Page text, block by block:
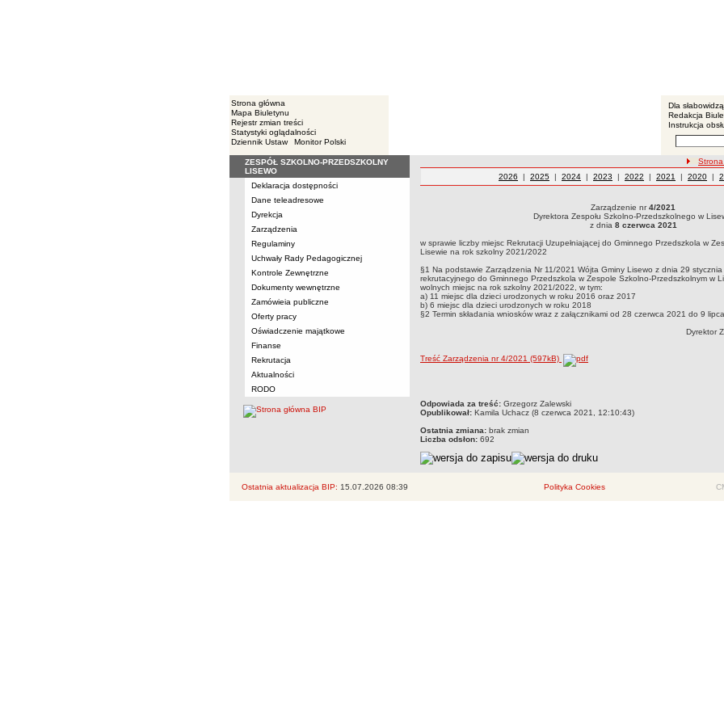
Strona główna
Mapa Biuletynu
Rejestr zmian treści
Statystyki oglądalności
Dziennik Ustaw
Monitor Polski
BIP -
Menu
Dla
Redakcja
Instrukcja
Wyszukiwarka
Menu
ZESPÓŁ SZKOLNO-PRZEDSZKOLNY
LISEWO
Deklaracja dostępności
Dane teleadresowe
Dyrekcja
Zarządzenia
Regulaminy
Uchwały Rady Pedagogicznej
Kontrole Zewnętrzne
Dokumenty wewnętrzne
Zamówieia publiczne
Oferty pracy
Oświadczenie majątkowe
Finanse
Rekrutacja
Aktualności
RODO
ścieżka
Strona
Zarządzenia z roku
2026 | Zarządzenia z roku
2025 | Zarządzenia z roku
2024 | Zarządzenia z roku
2023 | Zarządzenia z roku
2022 | Zarządzenia z
2021 | 2020 |
Zarządzenie nr 4/2021Dyrektora Zespołu Szkolno-Przedszkolnego w
Gminnego Przedszkola w Zespole Szkolno-Przedszkolnym w Lisewie
Zarządzenie nr4/2021
Dyrektora Zespołu Szkolno-Przedszkolnego w
z dnia 8 czerwca 2021
w sprawie liczby miejsc Rekrutacji Uzupełniającej do Gminnego Przedszkola w
Lisewie na rok szkolny 2021/2022
§1 Na podstawie Zarządzenia Nr 11/2021 Wójta Gminy Lisewo z dnia 29
rekrutacyjnego do Gminnego Przedszkola w Zespole Szkolno-Przedszkolnym w
wolnych miejsc na rok szkolny 2021/2022, w tym:
a) 11 miejsc dla dzieci urodzonych w roku 2016 oraz 2017
b) 6 miejsc dla dzieci urodzonych w roku 2018
§2 Termin składania wniosków wraz z załącznikami od 28 czerwca 2021 do 9
Dyrektor
Treść Zarządzenia nr 4/2021 (597kB)
metryczka
Odpowiada za treść: Grzegorz Zalewski
Opublikował: Kamila Uchacz (8 czerwca 2021, 12:10:43)
Ostatnia zmiana: brak zmian
Liczba odsłon: 692
Ostatnia aktualizacja BIP: 15.07.2026 08:39 Polityka Cookies